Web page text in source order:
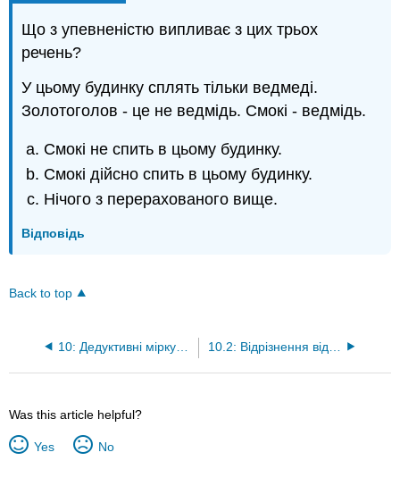
Що з упевненістю випливає з цих трьох
речень?
У цьому будинку сплять тільки ведмеді.
Золотоголов - це не ведмідь. Смокі - ведмідь.
Смокі не спить в цьому будинку.
Смокі дійсно спить в цьому будинку.
Нічого з перерахованого вище.
Відповідь
Back to top
10: Дедуктивні міркування
Was this article helpful?
Yes No